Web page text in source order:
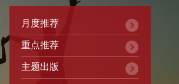
月度推荐
重点推荐
主题出版